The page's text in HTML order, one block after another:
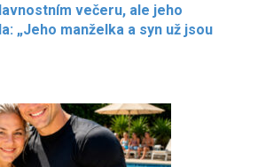
večeru, ale jeho
„Jeho manželka a syn už jsou